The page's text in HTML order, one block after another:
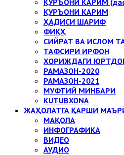
ҚУРЪОНИ КАРИМ
ҚУРЪОНИ КАРИМ
ҲАДИСИ ШАРИФ
ФИҚҲ
СИЙРАТ ВА ИСЛОМ
ТАФСИРИ ИРФОН
ХОРИЖДАГИ
РАМАЗОН-2020
РАМАЗОН-2021
МУФТИЙ МИНБАРИ
KUTUBXONA
ЖАҲОЛАТГА ҚАРШИ
МАҚОЛА
ИНФОГРАФИКА
ВИДЕО
АУДИО